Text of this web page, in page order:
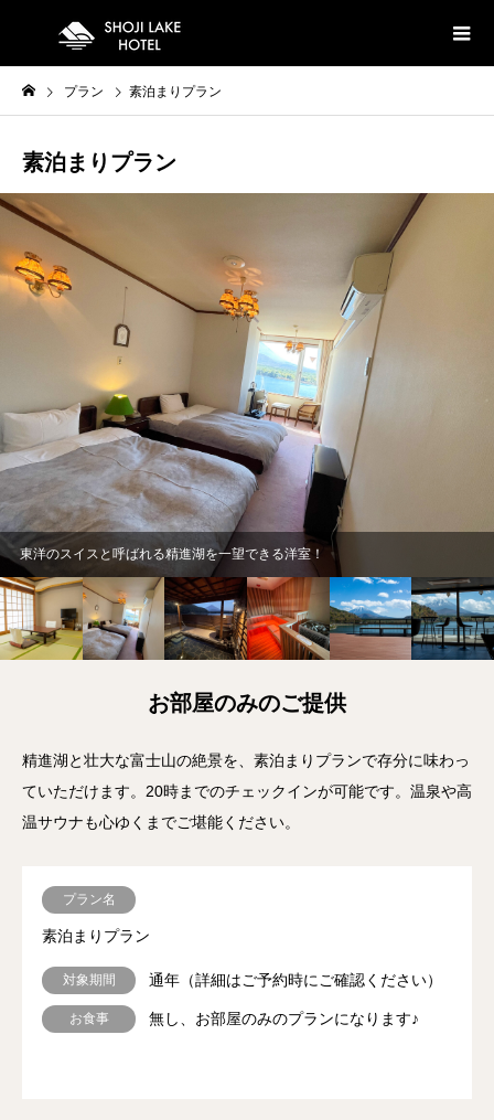
プラン 素泊まりプラン
素泊まりプラン
東洋のスイスと呼ばれる精進湖を一望できる洋室！
お部屋のみのご提供
精進湖と壮大な富士山の絶景を、素泊まりプランで存分に味わっ
ていただけます。20時までのチェックインが可能です。温泉や高
温サウナも心ゆくまでご堪能ください。
プラン名
素泊まりプラン
対象期間 通年（詳細はご予約時にご確認ください）
お食事 無し、お部屋のみのプランになります♪